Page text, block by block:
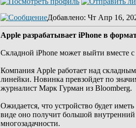
Добавлено: Чт Апр 16,
Apple разрабатывает iPhone в
Складной iPhone может выйти вместе
Компания Apple работает над
линейки. Новинка превзойдет по
журналист Марк Гурман из Bloomberg.
Ожидается, что устройство будет
виде оно получит большой
многозадачности.